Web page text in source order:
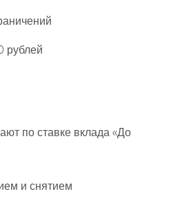
рублей
по ставке вклада «До
и снятием